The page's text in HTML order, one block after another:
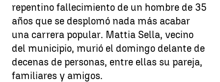
repentino fallecimiento de un hombre de 35
años que se desplomó nada más acabar
una carrera popular. Mattia Sella, vecino
del municipio, murió el domingo delante de
decenas de personas, entre ellas su pareja,
familiares y amigos.